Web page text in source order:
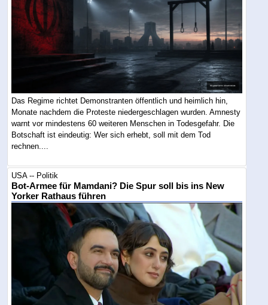
Das Regime richtet Demonstranten öffentlich und heimlich hin,
Monate nachdem die Proteste niedergeschlagen wurden. Amnesty
warnt vor mindestens 60 weiteren Menschen in Todesgefahr. Die
Botschaft ist eindeutig: Wer sich erhebt, soll mit dem Tod
rechnen....
USA -- Politik
Bot-Armee für Mamdani? Die Spur soll bis ins New
Yorker Rathaus führen